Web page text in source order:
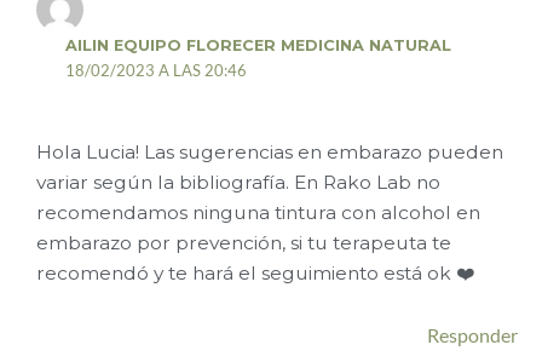
AILIN EQUIPO FLORECER MEDICINA NATURAL
18/02/2023 A LAS 20:46
Hola Lucia! Las sugerencias en embarazo pueden
variar según la bibliografía. En Rako Lab no
recomendamos ninguna tintura con alcohol en
embarazo por prevención, si tu terapeuta te
recomendó y te hará el seguimiento está ok ❤️
Responder